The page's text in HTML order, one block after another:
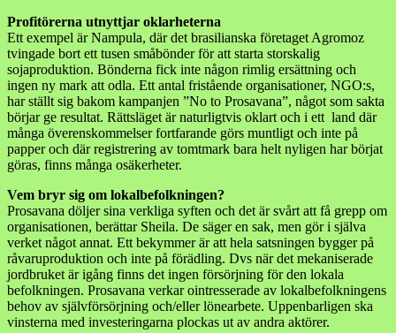
Profitörerna utnyttjar oklarheterna
Ett exempel är Nampula, där det brasilianska företaget Agromoz
tvingade bort ett tusen småbönder för att starta storskalig
sojaproduktion. Bönderna fick inte någon rimlig ersättning och
ingen ny mark att odla. Ett antal fristående organisationer, NGO:s,
har ställt sig bakom kampanjen ”No to Prosavana”, något som sakta
börjar ge resultat. Rättsläget är naturligtvis oklart och i ett land där
många överenskommelser fortfarande görs muntligt och inte på
papper och där registrering av tomtmark bara helt nyligen har börjat
göras, finns många osäkerheter.
Vem bryr sig om lokalbefolkningen?
Prosavana döljer sina verkliga syften och det är svårt att få grepp om
organisationen, berättar Sheila. De säger en sak, men gör i själva
verket något annat. Ett bekymmer är att hela satsningen bygger på
råvaruproduktion och inte på förädling. Dvs när det mekaniserade
jordbruket är igång finns det ingen försörjning för den lokala
befolkningen. Prosavana verkar ointresserade av lokalbefolkningens
behov av självförsörjning och/eller lönearbete. Uppenbarligen ska
vinsterna med investeringarna plockas ut av andra aktörer.